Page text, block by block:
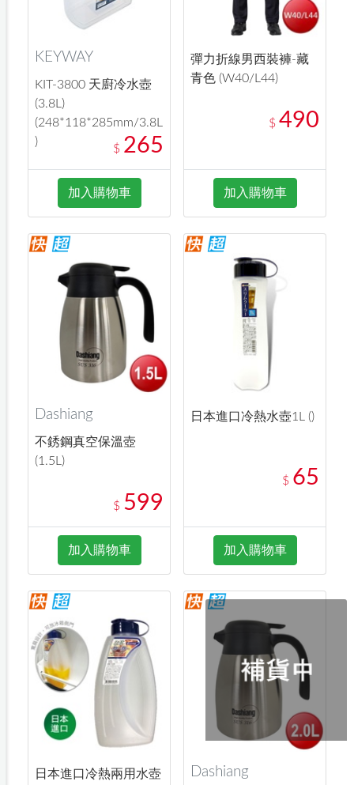
KEYWAY
KIT-3800 天廚冷水壺
(3.8L)
(248*118*285mm/3.8L
)
$ 265
加入購物車
彈力折線男西裝褲-藏
青色 (W40/L44)
$ 490
加入購物車
Dashiang
不銹鋼真空保溫壺
(1.5L)
$ 599
加入購物車
日本進口冷熱水壺1L ()
$ 65
加入購物車
日本進口冷熱兩用水壺 Dashiang